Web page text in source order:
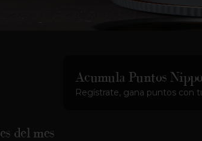
Acumula Puntos
Regístrate, gana puntos con
del mes